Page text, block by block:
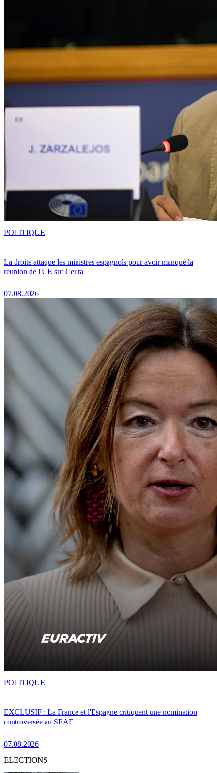
La droite attaque les ministres espagnols pour avoir manqué la
réunion de l'UE sur Ceuta
07.08.2026
POLITIQUE
EXCLUSIF : La France et l'Espagne critiquent une nomination
controversée au SEAE
07.08.2026
POLITIQUE
ÉLECTIONS